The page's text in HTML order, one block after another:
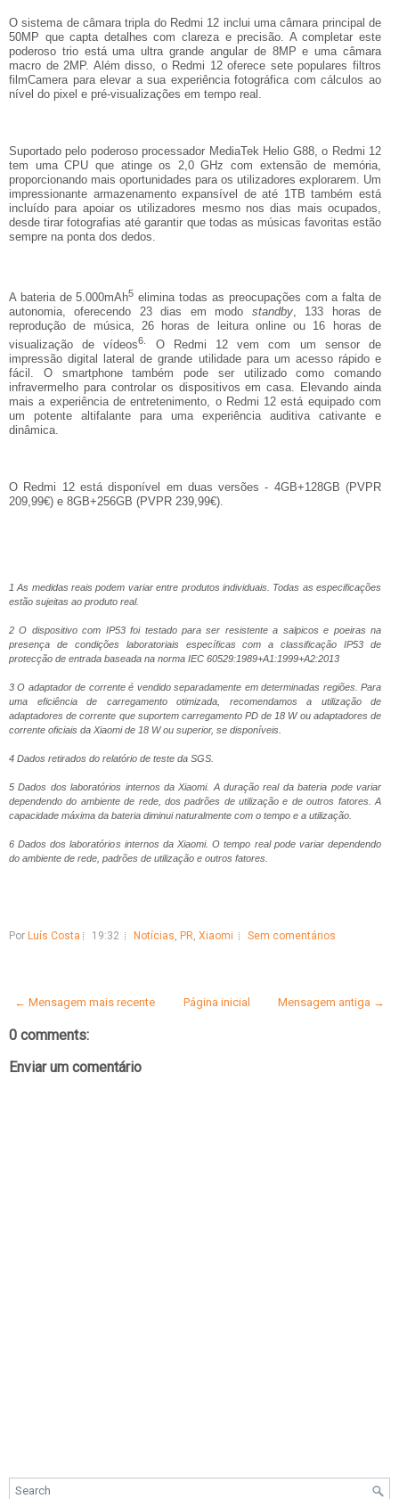
O sistema de câmara tripla do Redmi 12 inclui uma câmara principal de
50MP que capta detalhes com clareza e precisão. A completar este
poderoso trio está uma ultra grande angular de 8MP e uma câmara
macro de 2MP. Além disso, o Redmi 12 oferece sete populares filtros
filmCamera para elevar a sua experiência fotográfica com cálculos ao
nível do pixel e pré-visualizações em tempo real.
Suportado pelo poderoso processador MediaTek Helio G88, o Redmi 12
tem uma CPU que atinge os 2,0 GHz com extensão de memória,
proporcionando mais oportunidades para os utilizadores explorarem. Um
impressionante armazenamento expansível de até 1TB também está
incluído para apoiar os utilizadores mesmo nos dias mais ocupados,
desde tirar fotografias até garantir que todas as músicas favoritas estão
sempre na ponta dos dedos.
A bateria de 5.000mAh5 elimina todas as preocupações com a falta de
autonomia, oferecendo 23 dias em modo standby, 133 horas de
reprodução de música, 26 horas de leitura online ou 16 horas de
visualização de vídeos6.
O Redmi 12 vem com um sensor de
impressão digital lateral de grande utilidade para um acesso rápido e
fácil. O smartphone também pode ser utilizado como comando
infravermelho para controlar os dispositivos em casa. Elevando ainda
mais a experiência de entretenimento, o Redmi 12 está equipado com
um potente altifalante para uma experiência auditiva cativante e
dinâmica.
O Redmi 12 está disponível em duas versões - 4GB+128GB (PVPR
209,99€) e 8GB+256GB (PVPR 239,99€).
1 As medidas reais podem variar entre produtos individuais. Todas as especificações
estão sujeitas ao produto real.
2 O dispositivo com IP53 foi testado para ser resistente a salpicos e poeiras na
presença de condições laboratoriais específicas com a classificação IP53 de
protecção de entrada baseada na norma IEC 60529:1989+A1:1999+A2:2013
3 O adaptador de corrente é vendido separadamente em determinadas regiões. Para
uma eficiência de carregamento otimizada, recomendamos a utilização de
adaptadores de corrente que suportem carregamento PD de 18 W ou adaptadores de
corrente oficiais da Xiaomi de 18 W ou superior, se disponíveis.
4 Dados retirados do relatório de teste da SGS.
5 Dados dos laboratórios internos da Xiaomi. A duração real da bateria pode variar
dependendo do ambiente de rede, dos padrões de utilização e de outros fatores. A
capacidade máxima da bateria diminui naturalmente com o tempo e a utilização.
6 Dados dos laboratórios internos da Xiaomi. O tempo real pode variar dependendo
do ambiente de rede, padrões de utilização e outros fatores.
Por Luís Costa 19:32 Notícias PR Xiaomi Sem comentários
← Mensagem mais recente Mensagem antiga →
Página inicial
0 comments:
Enviar um comentário